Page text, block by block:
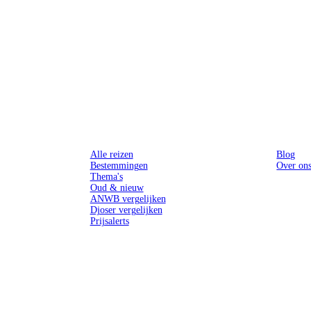
Alle reizen
Bestemmingen
Thema's
Oud & nieuw
ANWB vergelijken
Djoser vergelijken
Prijsalerts
Blog
Over ons